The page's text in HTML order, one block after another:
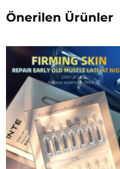
Önerilen Ürünler